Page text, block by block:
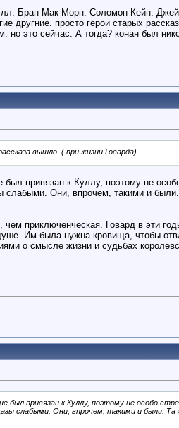
Бран Мак Морн. Соломон Кейн.
просто герои старых
это сейчас. А тогда? конан был
вышло. ( при жизни Говарда)
привязан к Куллу, поэтому не
слабыми. Они, впрочем, такими и
приключенческая. Говард в эти
Им была нужна кровища, чтобы
о смысле жизни и судьбах
был привязан к Куллу, поэтому не особо
слабыми. Они, впрочем, такими и были. Та